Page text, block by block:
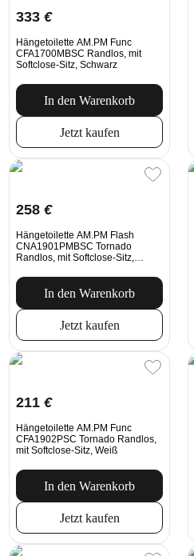
333 €
Hängetoilette AM.PM Func
CFA1700MBSC Randlos, mit
Softclose-Sitz, Schwarz
In den Warenkorb
Jetzt kaufen
258 €
Hängetoilette AM.PM Flash
CNA1901PMBSC Tornado
Randlos, mit Softclose-Sitz,
In den Warenkorb
Jetzt kaufen
211 €
Hängetoilette AM.PM Func
CFA1902PSC Tornado Randlos,
mit Softclose-Sitz, Weiß
In den Warenkorb
Jetzt kaufen